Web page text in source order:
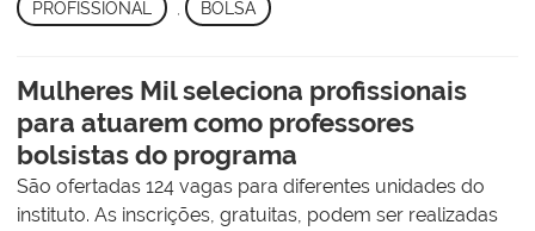
PROFISSIONAL BOLSA
Mulheres Mil seleciona profissionais
para atuarem como professores
bolsistas do programa
São ofertadas 124 vagas para diferentes unidades do
instituto. As inscrições, gratuitas, podem ser realizadas